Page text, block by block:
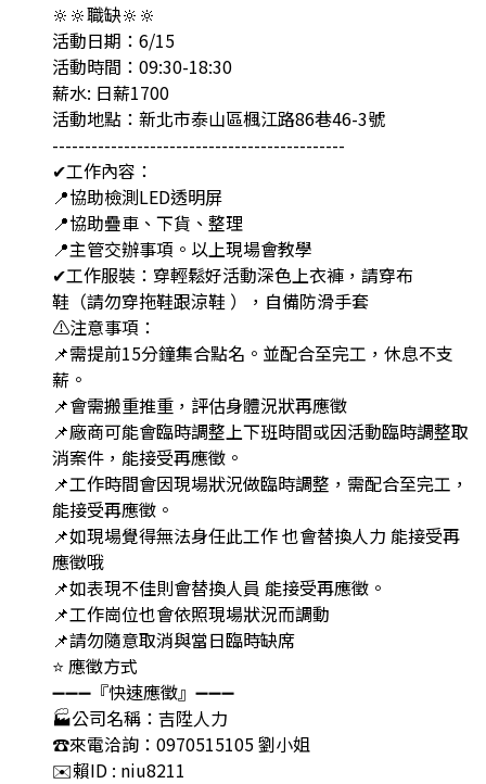
🔆🔆職缺🔆🔆
活動日期：6/15
活動時間：09:30-18:30
薪水: 日薪1700
活動地點：新北市泰山區楓江路86巷46-3號
---------------------------------------------
✔工作內容：
📍協助檢測LED透明屏
📍協助疊車、下貨、整理
📍主管交辦事項。以上現場會教學
✔工作服裝：穿輕鬆好活動深色上衣褲，請穿布
鞋（請勿穿拖鞋跟涼鞋 ），自備防滑手套
⚠️注意事項：
📌需提前15分鐘集合點名。並配合至完工，休息不支
薪。
📌會需搬重推重，評估身體況狀再應徵
📌廠商可能會臨時調整上下班時間或因活動臨時調整取
消案件，能接受再應徵。
📌工作時間會因現場狀況做臨時調整，需配合至完工，
能接受再應徵。
📌如現場覺得無法身任此工作 也會替換人力 能接受再
應徵哦
📌如表現不佳則會替換人員 能接受再應徵。
📌工作崗位也會依照現場狀況而調動
📌請勿隨意取消與當日臨時缺席
⭐ 應徵方式
➖➖➖『快速應徵』➖➖➖
🏭公司名稱：吉陞人力
☎來電洽詢：0970515105 劉小姐
✉️賴ID : niu8211